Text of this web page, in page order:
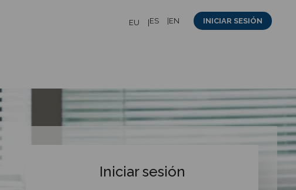
EU ES EN INICIAR SESIÓN
Iniciar sesión